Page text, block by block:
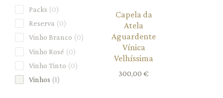
Packs
0
Reserva
0
Vinho Branco
0
Vinho Rosé
0
Vinho Tinto
0
Vinhos 1
Capela da
Atela
Aguardente
Vínica
Velhíssima
300,00 €